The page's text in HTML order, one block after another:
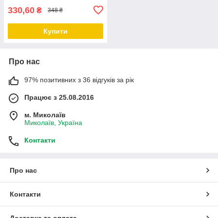
330,60 ₴ 348 ₴
Купити
Про нас
97% позитивних з 36 відгуків за рік
Працює з 25.08.2016
м. Миколаїв
Миколаїв, Україна
Контакти
Про нас
Контакти